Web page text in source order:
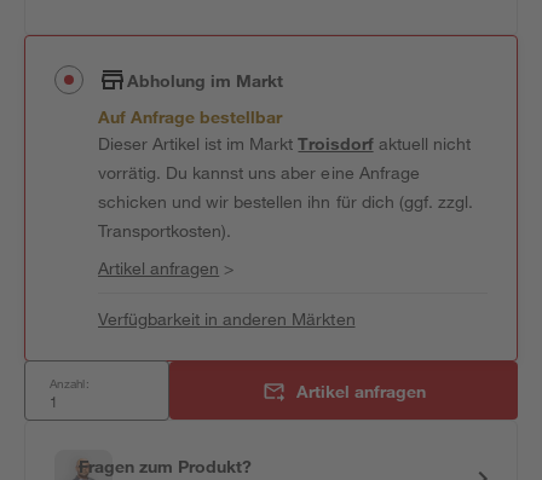
Abholung im Markt
Auf Anfrage bestellbar
Dieser Artikel ist im MarktTroisdorfaktuell nicht
vorrätig. Du kannst uns aber eine Anfrage
schicken und wir bestellen ihn für dich (ggf. zzgl.
Transportkosten).
Artikel anfragen >
Verfügbarkeit in anderen Märkten
Anzahl: Artikel anfragen
Fragen zum Produkt?